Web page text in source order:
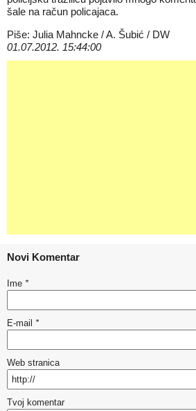
šale na račun policajaca.
Piše: Julia Mahncke / A. Šubić / DW
01.07.2012. 15:44:00
Novi Komentar
Ime *
E-mail *
Web stranica
Tvoj komentar